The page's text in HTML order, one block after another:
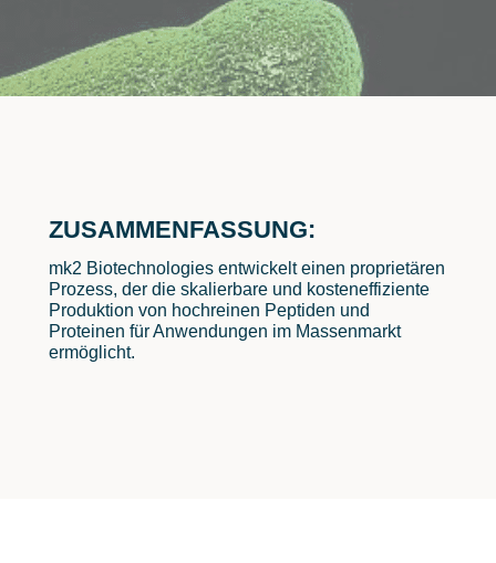
ZUSAMMENFASSUNG:
mk2 Biotechnologies entwickelt einen proprietären
Prozess, der die skalierbare und kosteneffiziente
Produktion von hochreinen Peptiden und
Proteinen für Anwendungen im Massenmarkt
ermöglicht.